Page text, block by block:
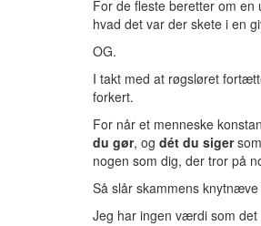
For de fleste beretter om
hvad det var der skete i en
OG.
I takt med at røgsløret
forkert.
For når et menneske
du gør, og dét du siger
nogen som dig, der tror på
Så slår skammens
Jeg har ingen værdi som